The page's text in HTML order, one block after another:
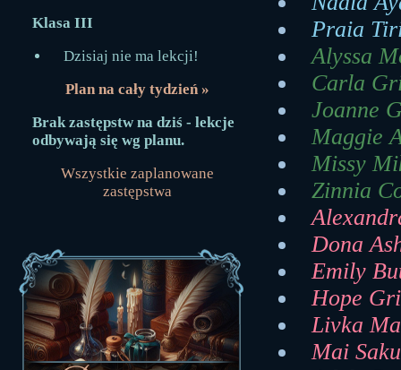
Klasa III
Dzisiaj nie ma lekcji!
Plan na cały tydzień »
Brak zastępstw na dziś - lekcje
odbywają się wg planu.
Wszystkie zaplanowane
zastępstwa
Praia
Alyssa
Carla
Joanne
Maggie
Missy
Zinnia
Dona
Emily
Hope
Livka
Mai